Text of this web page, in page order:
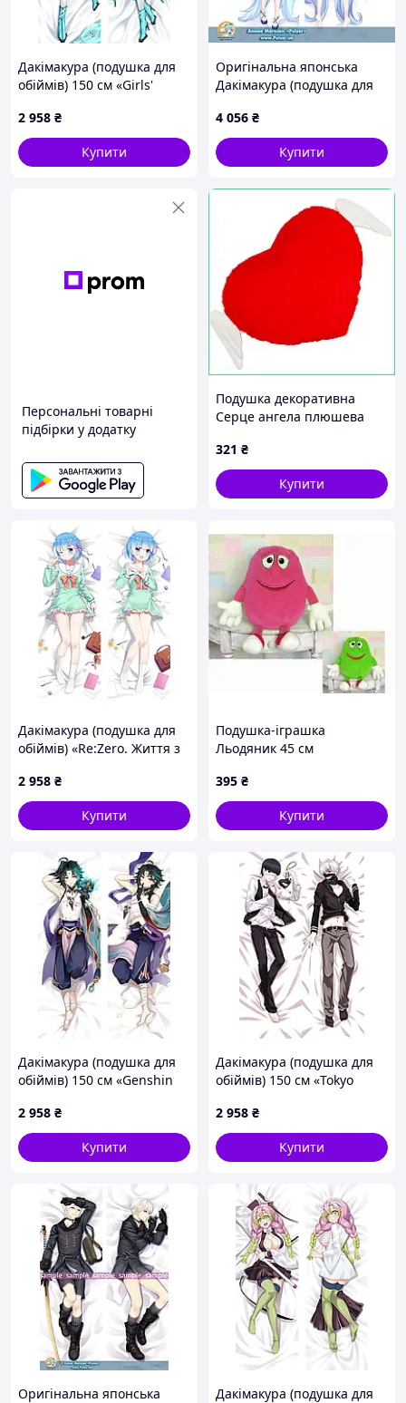
Дакімакура (подушка для
обіймів) 150 см «Girls'
2 958 ₴
Купити
Оригінальна японська
Дакімакура (подушка для
tape 2
4 056 ₴
Купити
Персональні товарні
підбірки у додатку
Подушка декоративна
Серце ангела плюшева
подарунку дітям червона
преміум
321 ₴
Купити
Дакімакура (подушка для
обіймів) «Re:Zero. Життя з
світі — Рем» tape 6
2 958 ₴
Купити
Подушка-іграшка
Льодяник 45 см
395 ₴
Купити
Дакімакура (подушка для
обіймів) 150 см «Genshin
2 958 ₴
Купити
Дакімакура (подушка для
обіймів) 150 см «Tokyo
2 958 ₴
Купити
Оригінальна японська
Дакімакура (подушка для